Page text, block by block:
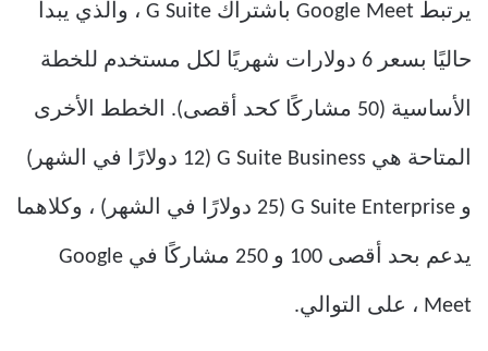
يرتبط Google Meet باشتراك G Suite ، والذي يبدأ
حاليًا بسعر 6 دولارات شهريًا لكل مستخدم للخطة
الأساسية (50 مشاركًا كحد أقصى). الخطط الأخرى
المتاحة هي G Suite Business (12 دولارًا في الشهر)
و G Suite Enterprise (25 دولارًا في الشهر) ، وكلاهما
يدعم بحد أقصى 100 و 250 مشاركًا في Google
Meet ، على التوالي.